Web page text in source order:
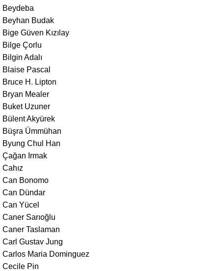
Beydeba
Beyhan Budak
Bige Güven Kızılay
Bilge Çorlu
Bilgin Adalı
Blaise Pascal
Bruce H. Lipton
Bryan Mealer
Buket Uzuner
Bülent Akyürek
Büşra Ümmühan
Byung Chul Han
Çağan Irmak
Cahız
Can Bonomo
Can Dündar
Can Yücel
Caner Sarıoğlu
Caner Taslaman
Carl Gustav Jung
Carlos Maria Dominguez
Cecile Pin